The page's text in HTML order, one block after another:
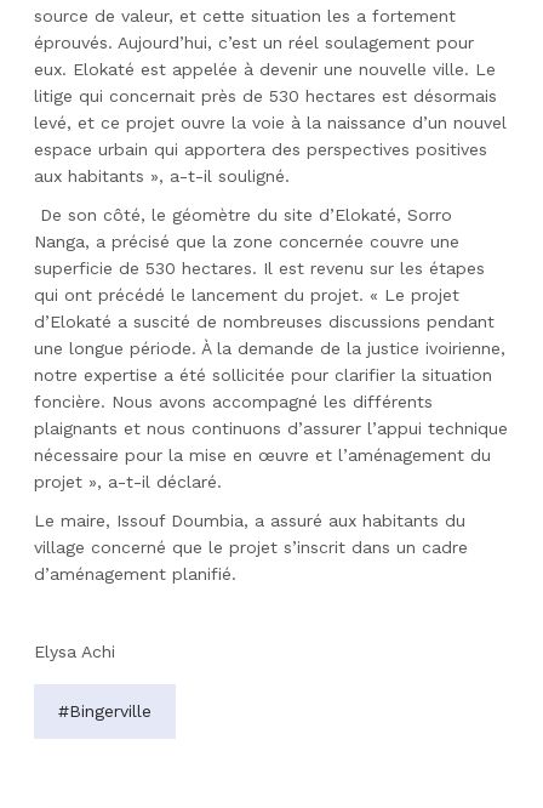
source de valeur, et cette situation les a fortement
éprouvés. Aujourd’hui, c’est un réel soulagement pour
eux. Elokaté est appelée à devenir une nouvelle ville. Le
litige qui concernait près de 530 hectares est désormais
levé, et ce projet ouvre la voie à la naissance d’un nouvel
espace urbain qui apportera des perspectives positives
aux habitants », a-t-il souligné.
De son côté, le géomètre du site d’Elokaté, Sorro
Nanga, a précisé que la zone concernée couvre une
superficie de 530 hectares. Il est revenu sur les étapes
qui ont précédé le lancement du projet. « Le projet
d’Elokaté a suscité de nombreuses discussions pendant
une longue période. À la demande de la justice ivoirienne,
notre expertise a été sollicitée pour clarifier la situation
foncière. Nous avons accompagné les différents
plaignants et nous continuons d’assurer l’appui technique
nécessaire pour la mise en œuvre et l’aménagement du
projet », a-t-il déclaré.
Le maire, Issouf Doumbia, a assuré aux habitants du
village concerné que le projet s’inscrit dans un cadre
d’aménagement planifié.
Elysa Achi
#Bingerville